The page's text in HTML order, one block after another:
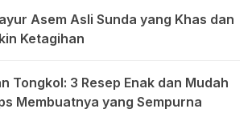
Asem Asli Sunda yang Khas dan
Ketagihan
Tongkol: 3 Resep Enak dan Mudah
Membuatnya yang Sempurna